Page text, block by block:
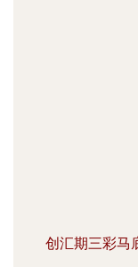
创汇期三彩马